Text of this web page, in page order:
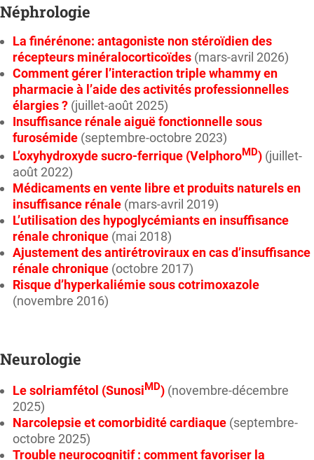
Néphrologie
La finérénone: antagoniste non stéroïdien des
récepteurs minéralocorticoïdes (mars-avril 2026)
Comment gérer l’interaction triple whammy en
pharmacie à l’aide des activités professionnelles
élargies ? (juillet-août 2025)
Insuffisance rénale aiguë fonctionnelle sous
furosémide (septembre-octobre 2023)
L’oxyhydroxyde sucro-ferrique (VelphoroMD) (juillet-
août 2022)
Médicaments en vente libre et produits naturels en
insuffisance rénale (mars-avril 2019)
L’utilisation des hypoglycémiants en insuffisance
rénale chronique (mai 2018)
Ajustement des antirétroviraux en cas d’insuffisance
rénale chronique (octobre 2017)
Risque d’hyperkaliémie sous cotrimoxazole
(novembre 2016)
Neurologie
Le solriamfétol (SunosiMD) (novembre-décembre
2025)
Narcolepsie et comorbidité cardiaque (septembre-
octobre 2025)
Trouble neurocognitif : comment favoriser la